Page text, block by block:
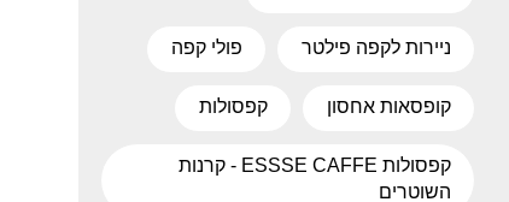
ניירות לקפה פילטר פולי קפה
קופסאות אחסון קפסולות
קפסולות ESSSE CAFFE - קרנות
השוטרים